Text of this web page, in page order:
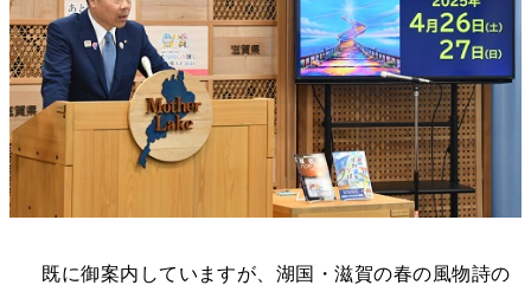
既に御案内していますが、湖国・滋賀の春の風物詩の